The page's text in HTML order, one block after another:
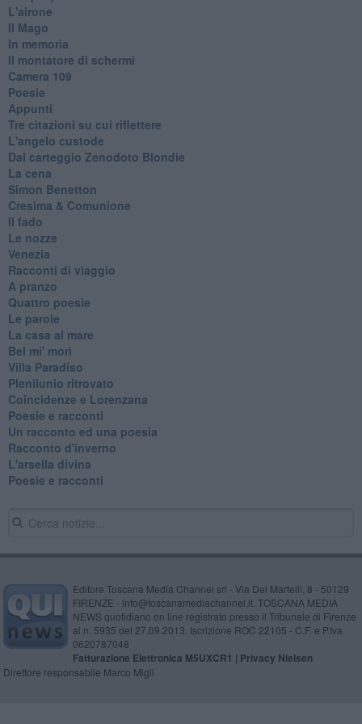
L'airone
Il Mago
In memoria
Il montatore di schermi
Camera 109
Poesie
Appunti
Tre citazioni su cui riflettere
L'angelo custode
Dal carteggio Zenodoto Blondie
La cena
Simon Benetton
Cresima & Comunione
Il fado
Le nozze
Venezia
Racconti di viaggio
A pranzo
Quattro poesie
Le parole
La casa al mare
Bel mi' morì
Villa Paradiso
Plenilunio ritrovato
Coincidenze e Lorenzana
Poesie e racconti
Un racconto ed una poesia
Racconto d'inverno
​L'arsella divina
Poesie e racconti
Editore Toscana Media Channel srl - Via Dei Martelli, 8 - 50129
FIRENZE - info@toscanamediachannel.it. TOSCANA MEDIA
NEWS quotidiano on line registrato presso il Tribunale di Firenze
al n. 5935 del 27.09.2013. Iscrizione ROC 22105 - C.F. e P.Iva
0620787048
Fatturazione Elettronica M5UXCR1 | Privacy Nielsen
Direttore responsabile Marco Migli